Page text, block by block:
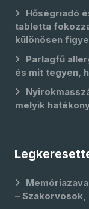
Hőségriadó
tabletta
különösen
Parlagfű
és mit tegyen,
melyik
–